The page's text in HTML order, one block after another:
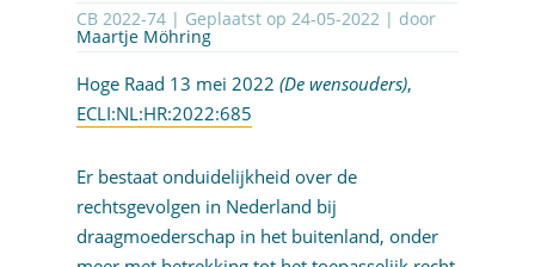
CB 2022-74 | Geplaatst op 24-05-2022| door
Maartje Möhring
Hoge Raad 13 mei 2022 (De wensouders),
ECLI:NL:HR:2022:685
Er bestaat onduidelijkheid over de
rechtsgevolgen in Nederland bij
draagmoederschap in het buitenland, onder